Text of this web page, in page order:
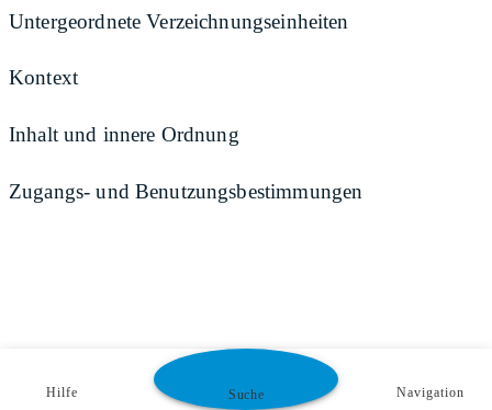
Untergeordnete Verzeichnungseinheiten
Kontext
Inhalt und innere Ordnung
Zugangs- und Benutzungsbestimmungen
Hilfe Suche Navigation